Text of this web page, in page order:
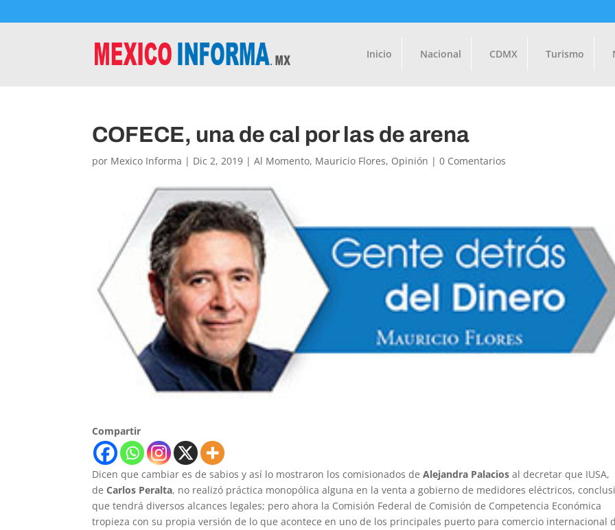
Inicio Nacional CDMX Turismo
COFECE, una de cal por las de arena
por Mexico Informa | Dic 2, 2019 |Al Momento, Mauricio Flores, Opinión |0 Comentarios
Compartir
Dicen que cambiar es de sabios y así lo mostraron los comisionados deAlejandra Palacios al decretar que IUSA,
deCarlos Peralta, no realizó práctica monopólica alguna en la venta a gobierno de medidores eléctricos,
que tendrá diversos alcances legales; pero ahora la Comisión Federal de Comisión de Competencia Económica
tropieza con su propia versión de lo que acontece en uno de los principales puerto para comercio internacional